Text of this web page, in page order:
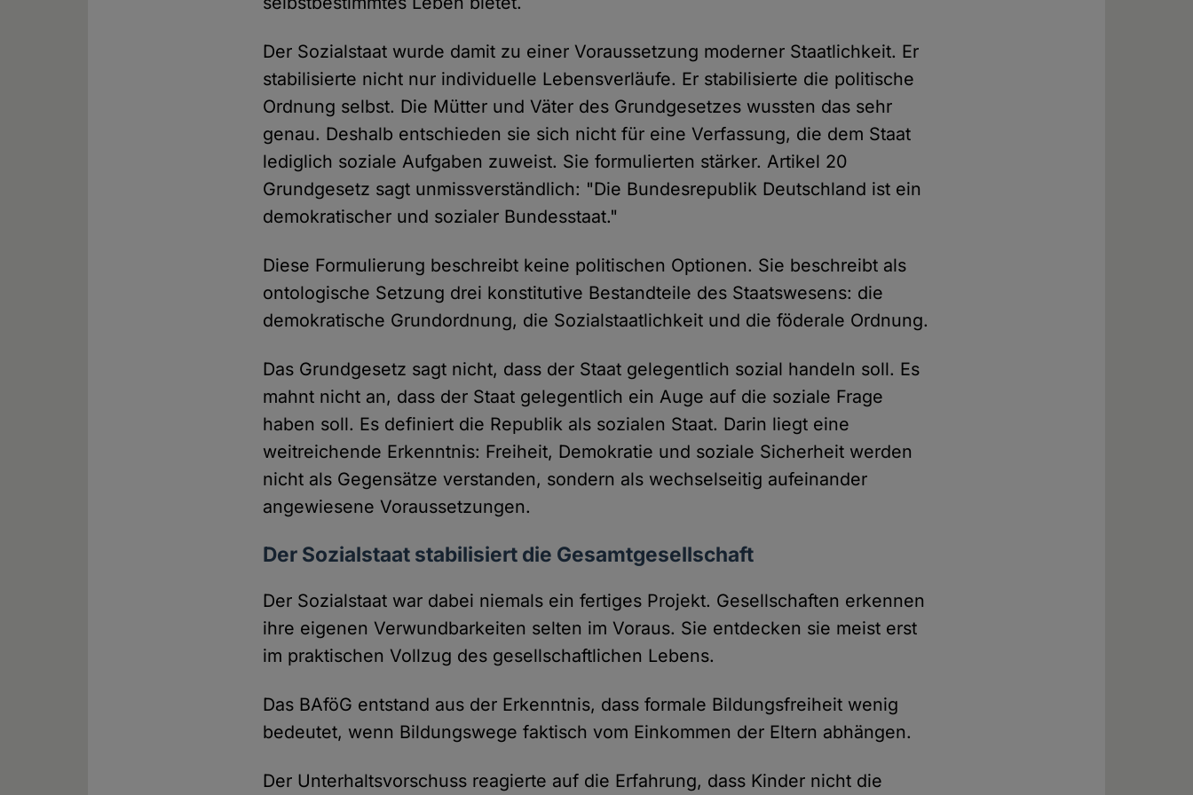
Der Sozialstaat wurde damit zu einer Voraussetzung moderner Staatlichkeit. Er
stabilisierte nicht nur individuelle Lebensverläufe. Er stabilisierte die politische
Ordnung selbst. Die Mütter und Väter des Grundgesetzes wussten das sehr
genau. Deshalb entschieden sie sich nicht für eine Verfassung, die dem Staat
lediglich soziale Aufgaben zuweist. Sie formulierten stärker. Artikel 20
Grundgesetz sagt unmissverständlich: "Die Bundesrepublik Deutschland ist ein
demokratischer und sozialer Bundesstaat."
Diese Formulierung beschreibt keine politischen Optionen. Sie beschreibt als
ontologische Setzung drei konstitutive Bestandteile des Staatswesens: die
demokratische Grundordnung, die Sozialstaatlichkeit und die föderale Ordnung.
Das Grundgesetz sagt nicht, dass der Staat gelegentlich sozial handeln soll. Es
mahnt nicht an, dass der Staat gelegentlich ein Auge auf die soziale Frage
haben soll. Es definiert die Republik als sozialen Staat. Darin liegt eine
weitreichende Erkenntnis: Freiheit, Demokratie und soziale Sicherheit werden
nicht als Gegensätze verstanden, sondern als wechselseitig aufeinander
angewiesene Voraussetzungen.
Der Sozialstaat stabilisiert die Gesamtgesellschaft
Der Sozialstaat war dabei niemals ein fertiges Projekt. Gesellschaften erkennen
ihre eigenen Verwundbarkeiten selten im Voraus. Sie entdecken sie meist erst
im praktischen Vollzug des gesellschaftlichen Lebens.
Das BAföG entstand aus der Erkenntnis, dass formale Bildungsfreiheit wenig
bedeutet, wenn Bildungswege faktisch vom Einkommen der Eltern abhängen.
Der Unterhaltsvorschuss reagierte auf die Erfahrung, dass Kinder nicht die